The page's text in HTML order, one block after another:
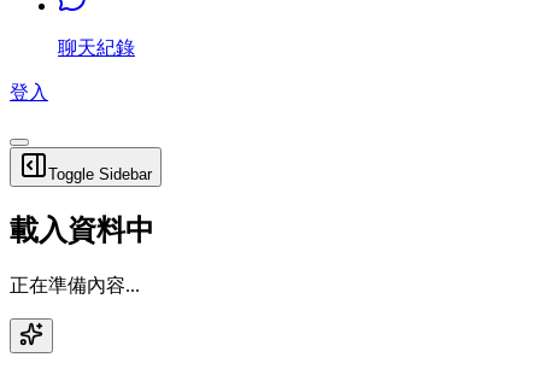
聊天紀錄
登入
Toggle Sidebar
載入資料中
正在準備內容...